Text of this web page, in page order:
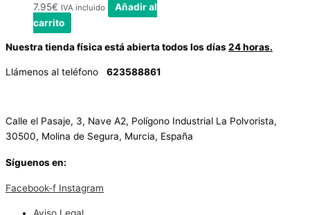
7.95€ IVA incluido
Añadir al
carrito
Nuestra tienda física está abierta todos los días24 horas.
Llámenos al teléfono 623588861
Calle el Pasaje, 3, Nave A2, Polígono Industrial La Polvorista,
30500, Molina de Segura, Murcia, España
Síguenos en:
Facebook-f Instagram
Aviso Legal